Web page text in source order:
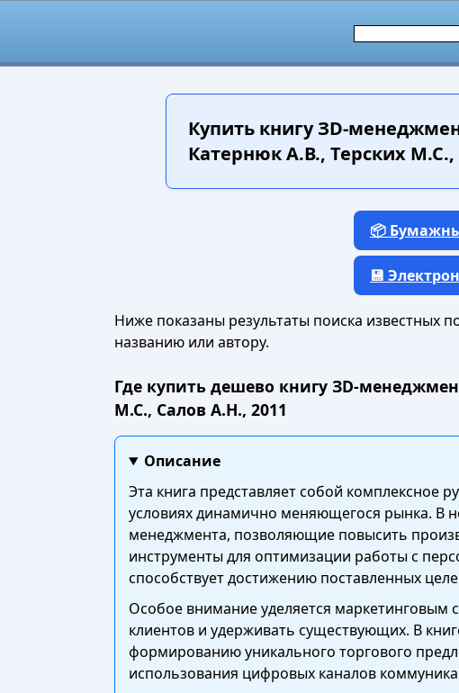
Купить книгуЗD-
Катернюк А.В., Терских М.С.,
📦
💾
Ниже показаны результаты поиска известных
названию или автору.
Где купить дешево книгу ЗD-
М.С., Салов А.Н., 2011
Описание
Эта книга представляет собой комплексное
условиях динамично меняющегося рынка. В
менеджмента, позволяющие повысить
инструменты для оптимизации работы с
способствует достижению поставленных
Особое внимание уделяется маркетинговым
клиентов и удерживать существующих. В
формированию уникального торгового
использования цифровых каналов